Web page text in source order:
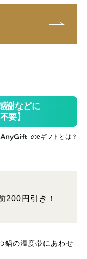
のeギフトとは？
200円引き！
鍋の温度帯にあわせ